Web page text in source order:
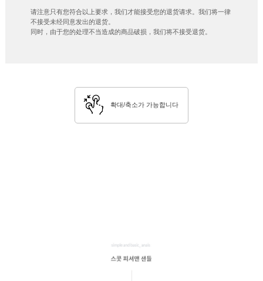
请注意只有您符合以上要求，我们才能接受您的退货请求。我们将一律
不接受未经同意发出的退货。
同时，由于您的处理不当造成的商品破损，我们将不接受退货。
확대/축소가 가능합니다